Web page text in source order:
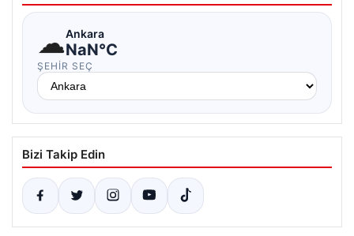
☁Ankara
NaN°C
ŞEHIR SEÇ
Bizi Takip Edin